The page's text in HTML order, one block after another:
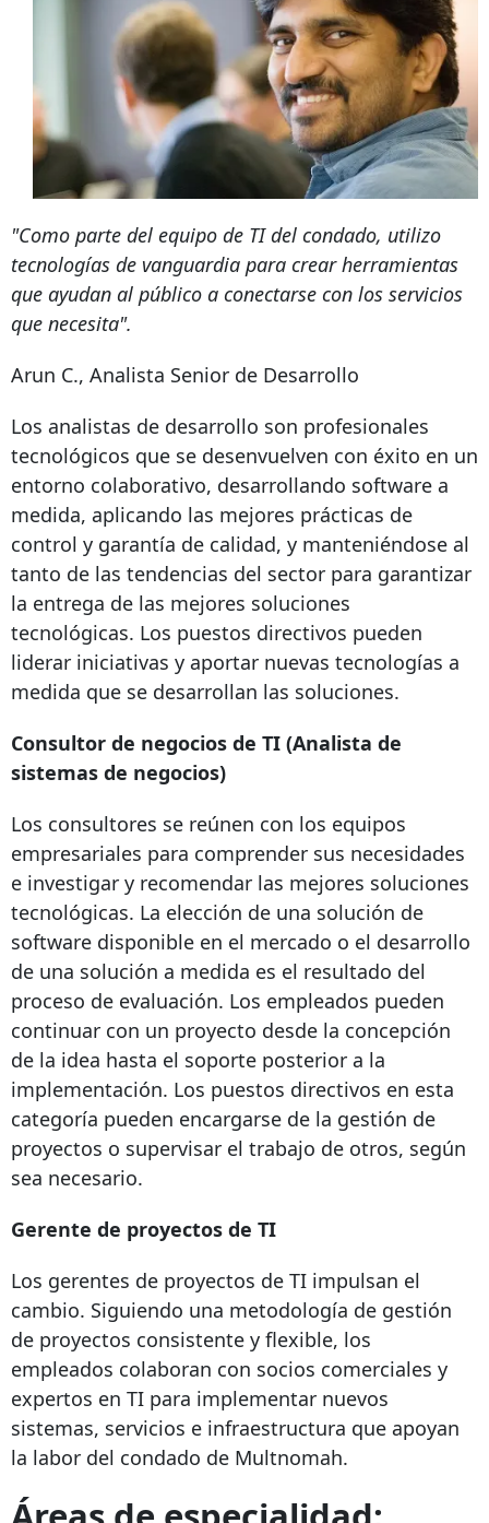
"Como parte del equipo de TI del condado, utilizo
tecnologías de vanguardia para crear herramientas
que ayudan al público a conectarse con los servicios
que necesita".
Arun C., Analista Senior de Desarrollo
Los analistas de desarrollo son profesionales
tecnológicos que se desenvuelven con éxito en un
entorno colaborativo, desarrollando software a
medida, aplicando las mejores prácticas de
control y garantía de calidad, y manteniéndose al
tanto de las tendencias del sector para garantizar
la entrega de las mejores soluciones
tecnológicas. Los puestos directivos pueden
liderar iniciativas y aportar nuevas tecnologías a
medida que se desarrollan las soluciones.
Consultor de negocios de TI (Analista de
sistemas de negocios)
Los consultores se reúnen con los equipos
empresariales para comprender sus necesidades
e investigar y recomendar las mejores soluciones
tecnológicas. La elección de una solución de
software disponible en el mercado o el desarrollo
de una solución a medida es el resultado del
proceso de evaluación. Los empleados pueden
continuar con un proyecto desde la concepción
de la idea hasta el soporte posterior a la
implementación. Los puestos directivos en esta
categoría pueden encargarse de la gestión de
proyectos o supervisar el trabajo de otros, según
sea necesario.
Gerente de proyectos de TI
Los gerentes de proyectos de TI impulsan el
cambio. Siguiendo una metodología de gestión
de proyectos consistente y flexible, los
empleados colaboran con socios comerciales y
expertos en TI para implementar nuevos
sistemas, servicios e infraestructura que apoyan
la labor del condado de Multnomah.